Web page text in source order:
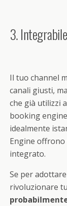
3.
Il tuo channel
canali giusti,
che già utilizzi
booking
idealmente
Engine
integrato.
Se per
rivoluzionare